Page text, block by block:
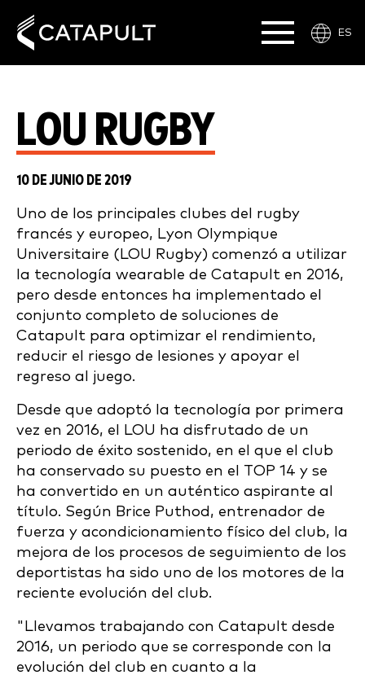
ES
LOU RUGBY
10 DE JUNIO DE 2019
Uno de los principales clubes del rugby
francés y europeo, Lyon Olympique
Universitaire (LOU Rugby) comenzó a utilizar
la tecnología wearable de Catapult en 2016,
pero desde entonces ha implementado el
conjunto completo de soluciones de
Catapult para optimizar el rendimiento,
reducir el riesgo de lesiones y apoyar el
regreso al juego.
Desde que adoptó la tecnología por primera
vez en 2016, el LOU ha disfrutado de un
periodo de éxito sostenido, en el que el club
ha conservado su puesto en el TOP 14 y se
ha convertido en un auténtico aspirante al
título. Según Brice Puthod, entrenador de
fuerza y acondicionamiento físico del club, la
mejora de los procesos de seguimiento de los
deportistas ha sido uno de los motores de la
reciente evolución del club.
"Llevamos trabajando con Catapult desde
2016, un periodo que se corresponde con la
evolución del club en cuanto a la